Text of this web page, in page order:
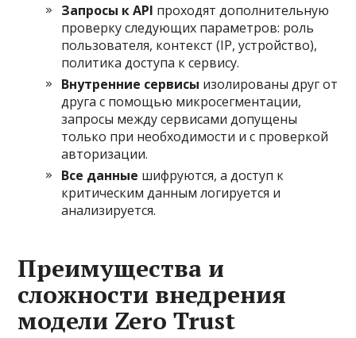
Запросы к API проходят дополнительную
проверку следующих параметров: роль
пользователя, контекст (IP, устройство),
политика доступа к сервису.
Внутренние сервисы изолированы друг от
друга с помощью микросегментации,
запросы между сервисами допущены
только при необходимости и с проверкой
авторизации.
Все данные шифруются, а доступ к
критическим данным логируется и
анализируется.
Преимущества и
сложности внедрения
модели Zero Trust